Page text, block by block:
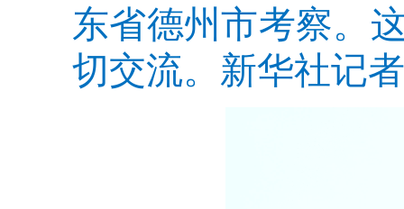
东省德州市考察。
切交流。新华社记